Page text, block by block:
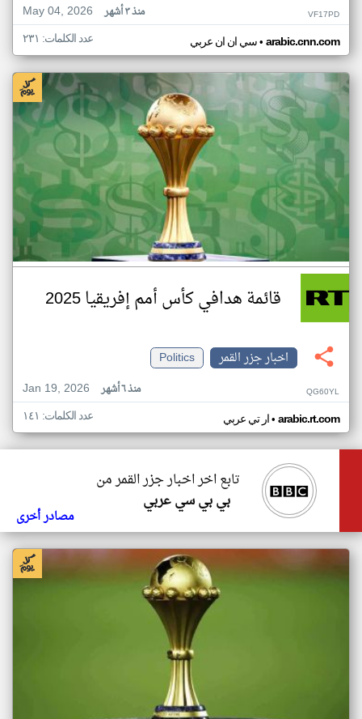
May 04, 2026
منذ ٣ أشهر VF17PD
سي ان ان عربي• arabic.cnn.com عدد الكلمات: ٢٣١
قائمة هدافي كأس أمم إفريقيا 2025
اخبار جزر القمر
Politics
Jan 19, 2026
منذ ٦ أشهر QG60YL
ار تي عربي• arabic.rt.com عدد الكلمات: ١٤١
تابع اخر اخبار جزر القمر من
بي بي سي عربي
مصادر أخرى